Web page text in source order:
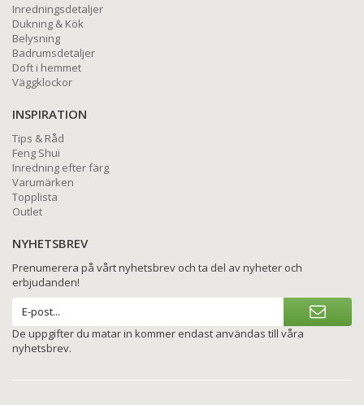
Inredningsdetaljer
Dukning & Kök
Belysning
Badrumsdetaljer
Doft i hemmet
Väggklockor
INSPIRATION
Tips & Råd
Feng Shui
Inredning efter färg
Varumärken
Topplista
Outlet
NYHETSBREV
Prenumerera på vårt nyhetsbrev och ta del av nyheter och
erbjudanden!
De uppgifter du matar in kommer endast användas till våra
nyhetsbrev.